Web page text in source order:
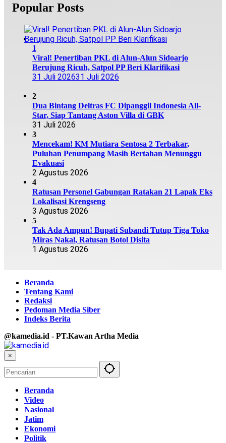
Popular Posts
1
Viral! Penertiban PKL di Alun-Alun Sidoarjo
Berujung Ricuh, Satpol PP Beri Klarifikasi
31 Juli 202631 Juli 2026
2
Dua Bintang Deltras FC Dipanggil Indonesia All-
Star, Siap Tantang Aston Villa di GBK
31 Juli 2026
3
Mencekam! KM Mutiara Sentosa 2 Terbakar,
Puluhan Penumpang Masih Bertahan Menunggu
Evakuasi
2 Agustus 2026
4
Ratusan Personel Gabungan Ratakan 21 Lapak Eks
Lokalisasi Krengseng
3 Agustus 2026
5
Tak Ada Ampun! Bupati Subandi Tutup Tiga Toko
Miras Nakal, Ratusan Botol Disita
1 Agustus 2026
Beranda
Tentang Kami
Redaksi
Pedoman Media Siber
Indeks Berita
@kamedia.id - PT.Kawan Artha Media
×
Beranda
Video
Nasional
Jatim
Ekonomi
Politik